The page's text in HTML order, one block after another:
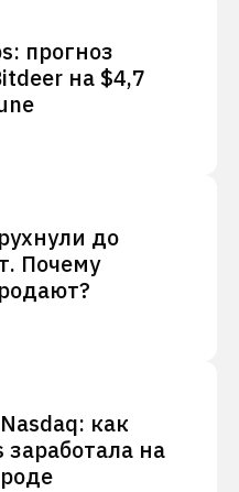
прогноз
на $4,7
до
Почему
как
на